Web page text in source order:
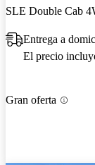
SLE Double Cab
Entrega a
El precio
Gran oferta